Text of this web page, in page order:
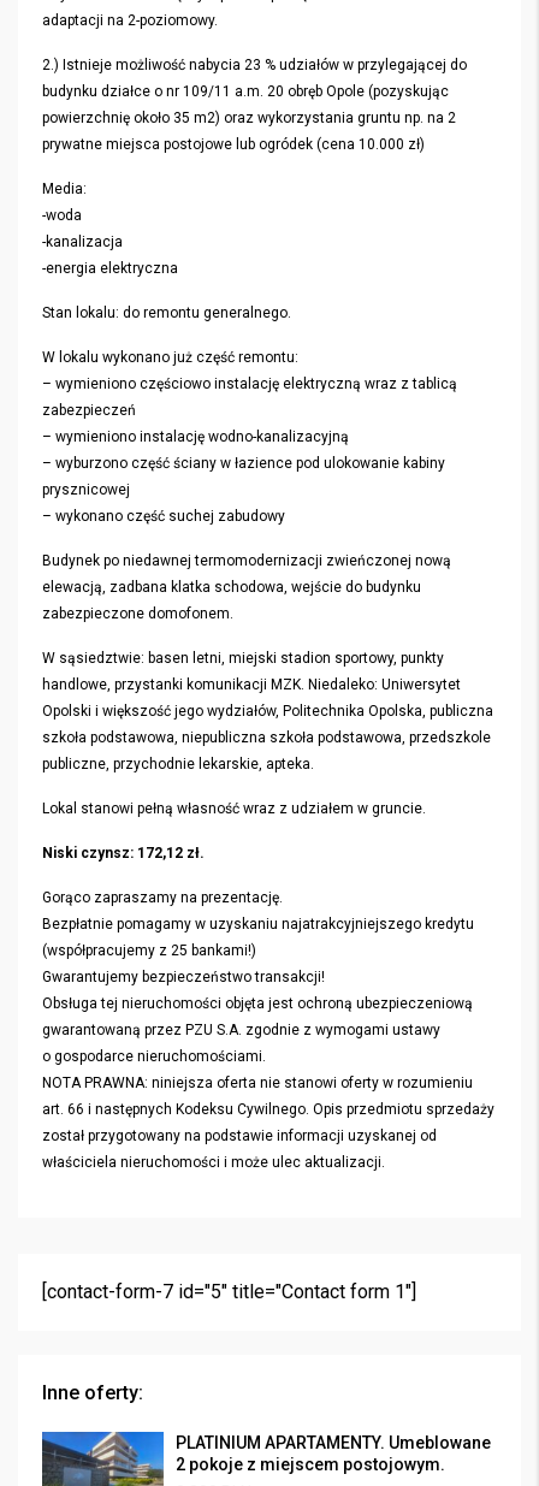
adaptacji na 2-poziomowy.
2.) Istnieje możliwość nabycia 23 % udziałów w przylegającej do
budynku działce o nr 109/11 a.m. 20 obręb Opole (pozyskując
powierzchnię około 35 m2) oraz wykorzystania gruntu np. na 2
prywatne miejsca postojowe lub ogródek (cena 10.000 zł)
Media:
-woda
-kanalizacja
-energia elektryczna
Stan lokalu: do remontu generalnego.
W lokalu wykonano już część remontu:
– wymieniono częściowo instalację elektryczną wraz z tablicą
zabezpieczeń
– wymieniono instalację wodno-kanalizacyjną
– wyburzono część ściany w łazience pod ulokowanie kabiny
prysznicowej
– wykonano część suchej zabudowy
Budynek po niedawnej termomodernizacji zwieńczonej nową
elewacją, zadbana klatka schodowa, wejście do budynku
zabezpieczone domofonem.
W sąsiedztwie: basen letni, miejski stadion sportowy, punkty
handlowe, przystanki komunikacji MZK. Niedaleko: Uniwersytet
Opolski i większość jego wydziałów, Politechnika Opolska, publiczna
szkoła podstawowa, niepubliczna szkoła podstawowa, przedszkole
publiczne, przychodnie lekarskie, apteka.
Lokal stanowi pełną własność wraz z udziałem w gruncie.
Niski czynsz: 172,12 zł.
Gorąco zapraszamy na prezentację.
Bezpłatnie pomagamy w uzyskaniu najatrakcyjniejszego kredytu
(współpracujemy z 25 bankami!)
Gwarantujemy bezpieczeństwo transakcji!
Obsługa tej nieruchomości objęta jest ochroną ubezpieczeniową
gwarantowaną przez PZU S.A. zgodnie z wymogami ustawy
o gospodarce nieruchomościami.
NOTA PRAWNA: niniejsza oferta nie stanowi oferty w rozumieniu
art. 66 i następnych Kodeksu Cywilnego. Opis przedmiotu sprzedaży
został przygotowany na podstawie informacji uzyskanej od
właściciela nieruchomości i może ulec aktualizacji.
[contact-form-7 id="5" title="Contact form 1"]
Inne oferty:
PLATINIUM APARTAMENTY. Umeblowane
2 pokoje z miejscem postojowym.